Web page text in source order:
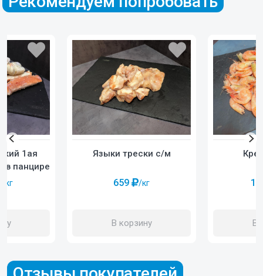
Языки трески с/м
659 /кг
В корзину
1
В
1ая
в панцире
/кг